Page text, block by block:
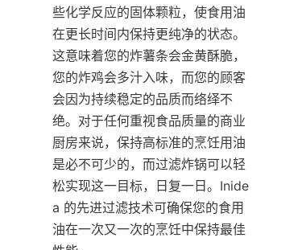
些化学反应的固体颗粒，使食用油
在更长时间内保持更纯净的状态。
这意味着您的炸薯条会金黄酥脆，
您的炸鸡会多汁入味，而您的顾客
会因为持续稳定的品质而络绎不
绝。对于任何重视食品质量的商业
厨房来说，保持高标准的烹饪用油
是必不可少的，而过滤炸锅可以轻
松实现这一目标，日复一日。Inide
a 的先进过滤技术可确保您的食用
油在一次又一次的烹饪中保持最佳